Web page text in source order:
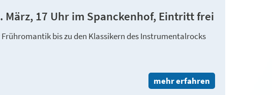
März, 17 Uhr im Spanckenhof, Eintritt frei
bis zu den Klassikern des Instrumentalrocks
mehr erfahren